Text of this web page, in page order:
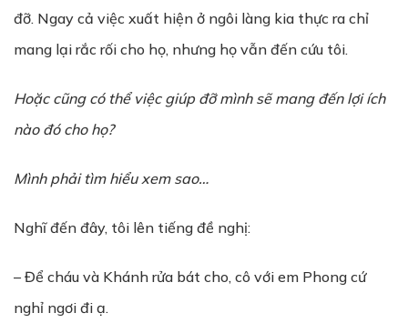
đỡ. Ngay cả việc xuất hiện ở ngôi làng kia thực ra chỉ
mang lại rắc rối cho họ, nhưng họ vẫn đến cứu tôi.
Hoặc cũng có thể việc giúp đỡ mình sẽ mang đến lợi ích
nào đó cho họ?
Mình phải tìm hiểu xem sao…
Nghĩ đến đây, tôi lên tiếng đề nghị:
– Để cháu và Khánh rửa bát cho, cô với em Phong cứ
nghỉ ngơi đi ạ.